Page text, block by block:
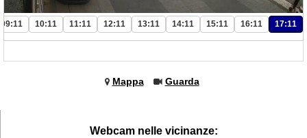
09:11 10:11 11:11 12:11 13:11 14:11 15:11 16:11 17:11
Mappa Guarda
Webcam nelle vicinanze: